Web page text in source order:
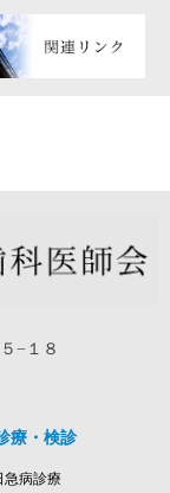
−１８
療・検診
急病診療